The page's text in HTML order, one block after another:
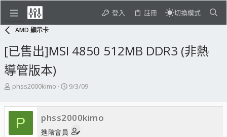
登入 註冊 切換模式
AMD 顯示卡
[已售出]MSI 4850 512MB DDR3 (非熱
導管版本)
主
發
起
人
phss2000kimo
開
日
期
9/3/09
P phss2000kimo
進階會員